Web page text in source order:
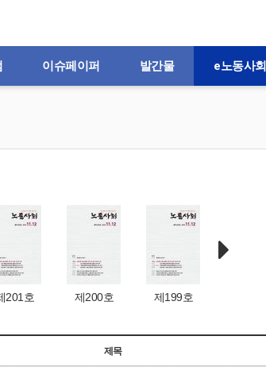
이슈페이퍼 발간물 e노동사회
201호 제200호 제199호
제목